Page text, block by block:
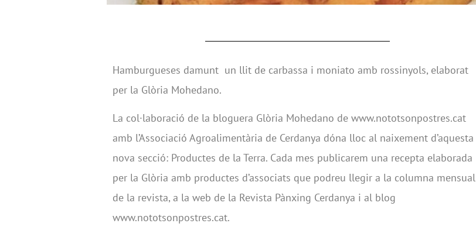
Hamburgueses damunt un llit de carbassa i moniato amb rossinyols, elaborat
per la Glòria Mohedano.
La col·laboració de la bloguera Glòria Mohedano de www.nototsonpostres.cat
amb l’Associació Agroalimentària de Cerdanya dóna lloc al naixement d’aquesta
nova secció: Productes de la Terra. Cada mes publicarem una recepta elaborada
per la Glòria amb productes d’associats que podreu llegir a la columna mensual
de la revista, a la web de la Revista Pànxing Cerdanya i al blog
www.nototsonpostres.cat.